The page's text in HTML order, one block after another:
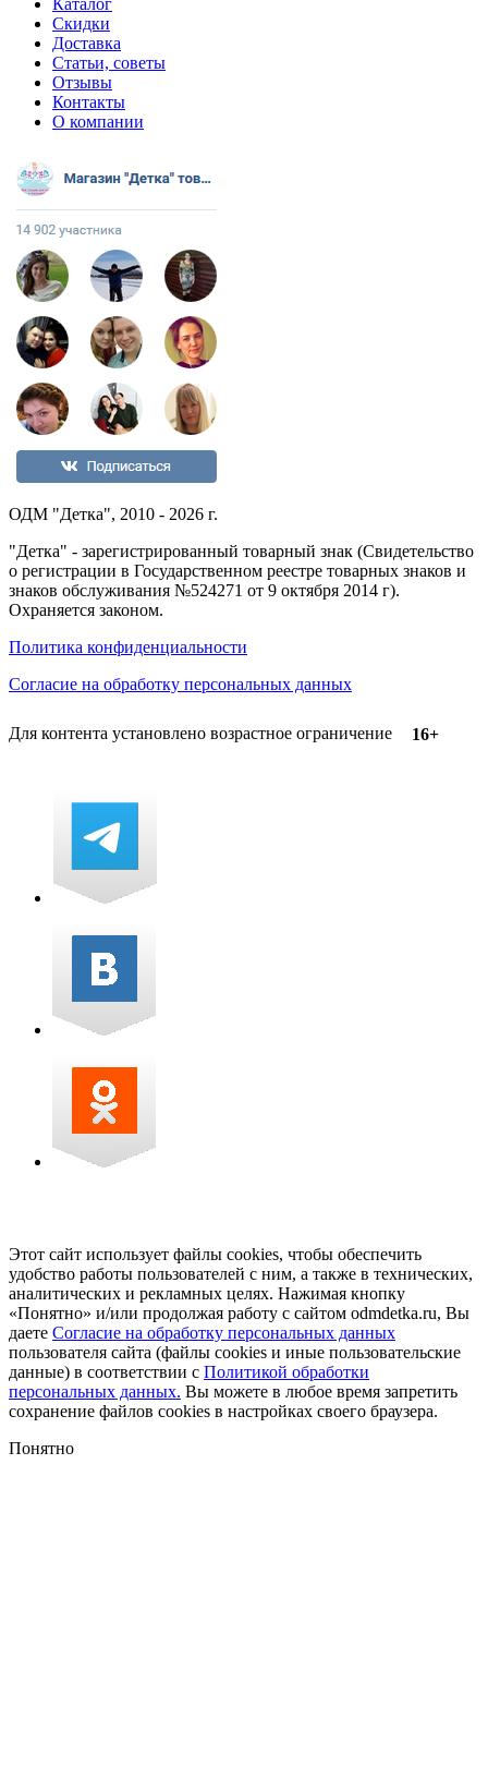
Каталог
Скидки
Доставка
Статьи, советы
Отзывы
Контакты
О компании
ОДМ "Детка", 2010 - 2026 г.
"Детка" - зарегистрированный товарный знак (Свидетельство
о регистрации в Государственном реестре товарных знаков и
знаков обслуживания №524271 от 9 октября 2014 г).
Охраняется законом.
Политика конфиденциальности
Согласие на обработку персональных данных
Для контента установлено возрастное ограничение 16+
Этот сайт использует файлы cookies, чтобы обеспечить
удобство работы пользователей с ним, а также в технических,
аналитических и рекламных целях. Нажимая кнопку
«Понятно» и/или продолжая работу с сайтом odmdetka.ru, Вы
даете Согласие на обработку персональных данных
пользователя сайта (файлы cookies и иные пользовательские
данные) в соответствии с Политикой обработки
персональных данных. Вы можете в любое время запретить
сохранение файлов cookies в настройках своего браузера.
Понятно